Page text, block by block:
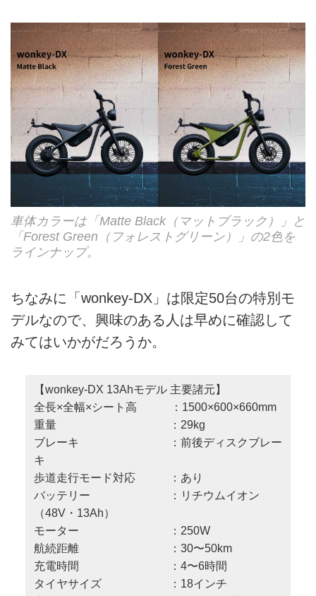
車体カラーは「Matte Black（マットブラック）」と
「Forest Green（フォレストグリーン）」の2色を
ラインナップ。
ちなみに「wonkey-DX」は限定50台の特別モ
デルなので、興味のある人は早めに確認して
みてはいかがだろうか。
【wonkey-DX 13Ahモデル 主要諸元】
全長×全幅×シート高 ：1500×600×660mm
重量 ：29kg
ブレーキ ：前後ディスクブレー
キ
歩道走行モード対応 ：あり
バッテリー ：リチウムイオン
（48V・13Ah）
モーター ：250W
航続距離 ：30〜50km
充電時間 ：4〜6時間
タイヤサイズ ：18インチ